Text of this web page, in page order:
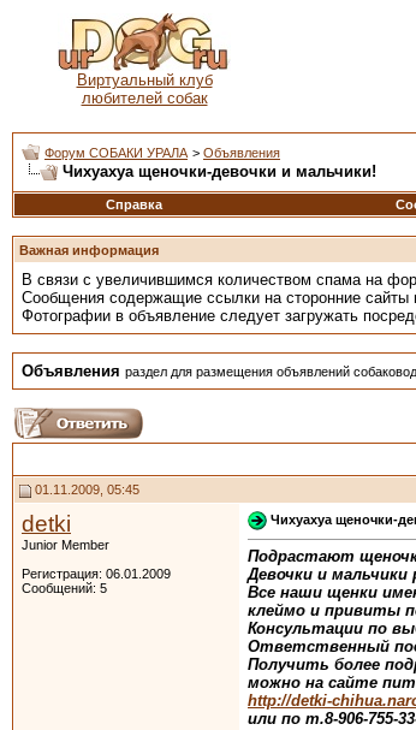
Виртуальный клуб
любителей собак
Форум СОБАКИ УРАЛА > Объявления
Чихуахуа щеночки-девочки и мальчики!
Справка
Важная информация
В связи с увеличившимся количеством спама на
Сообщения содержащие ссылки на сторонние сайты
Фотографии в объявление следует загружать
Объявления раздел для размещения объявлений
01.11.2009, 05:45
detki
Junior Member
Регистрация: 06.01.2009
Сообщений: 5
Чихуахуа щеночки-
Подрастают
Девочки и мальчики
Все наши щенки
клеймо и привиты
Консультации по
Ответственный
Получить более
можно на сайте
http://detki-
или по т.8-906-755-